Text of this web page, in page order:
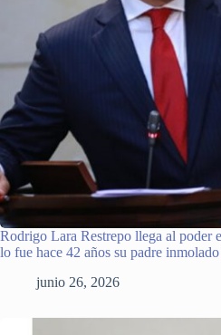
Rodrigo Lara Restrepo llega al poder
lo fue hace 42 años su padre
junio 26, 2026